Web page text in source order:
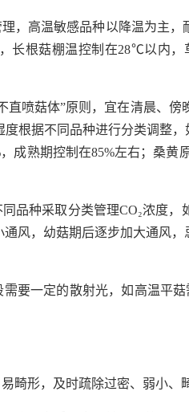
，高温敏感品种以降温为主
长根菇棚温控制在28℃以内
直喷菇体”原则，宜在清晨、
根据不同品种进行分类调整，
成熟期控制在85%左右；桑
品种采取分类管理CO₂浓度，
通风，幼菇期后逐步加大通风
要一定的散射光，如高温平
畸形，及时疏除过密、弱小、